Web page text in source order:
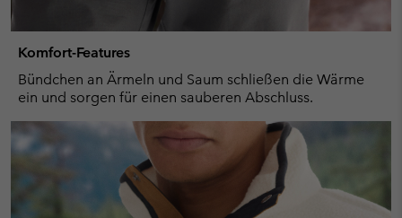
Komfort-Features
Bündchen an Ärmeln und Saum schließen die Wärme
ein und sorgen für einen sauberen Abschluss.